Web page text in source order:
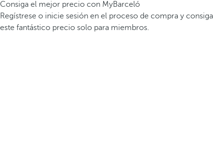
Consiga el mejor precio con MyBarceló
Regístrese o inicie sesión en el proceso de compra y consiga
este fantástico precio solo para miembros.